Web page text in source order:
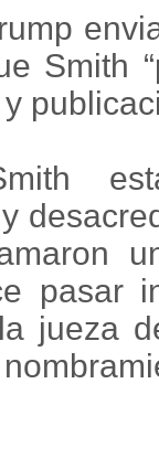
Smith
pasar
jueza